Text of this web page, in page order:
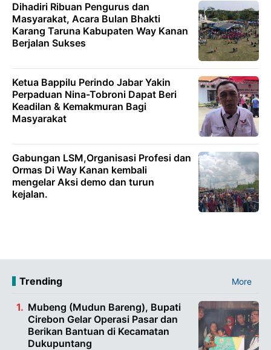
Dihadiri Ribuan Pengurus dan
Masyarakat, Acara Bulan Bhakti
Karang Taruna Kabupaten Way Kanan
Berjalan Sukses
Ketua Bappilu Perindo Jabar Yakin
Perpaduan Nina-Tobroni Dapat Beri
Keadilan & Kemakmuran Bagi
Masyarakat
Gabungan LSM,Organisasi Profesi dan
Ormas Di Way Kanan kembali
mengelar Aksi demo dan turun
kejalan.
Trending More
Mubeng (Mudun Bareng), Bupati
Cirebon Gelar Operasi Pasar dan
Berikan Bantuan di Kecamatan
Dukupuntang